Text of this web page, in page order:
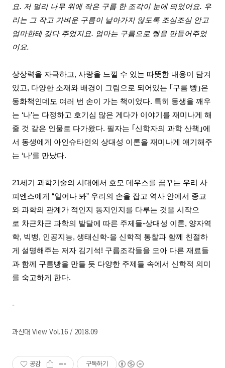
요. 저 멀리 나무 위에 작은 구름 한 조각이 눈에 띄었어요. 우
리는 그 작고 가벼운 구름이 날아가지 않도록 조심조심 안고
엄마한테 갖다 주었지요. 엄마는 구름으로 빵을 만들어주었
어요.
상상력을 자극하고, 사랑을 느낄 수 있는 따뜻한 내용이 담겨
있고, 다양한 소재와 배경이 그림으로 되어있는 ｢ 구름 빵 ｣은
동화책인데도 여러 번 손이 가는 책이었다. 특히 동생을 깨우
는 ‘나’는 다정하고 호기심 많은 게다가 이야기를 재미나게 해
줄 것 같은 인물로 다가왔다. 필자는 ｢ 신학자의 과학 산책 ｣에
서 동생에게 아인슈타인의 상대성 이론을 재미나게 얘기해주
는 ‘나’를 만났다.
21세기 과학기술의 시대에서 호모 데우스를 꿈꾸는 우리 사
피엔스에게 “일어나 봐” 우리의 손을 잡고 역사 안에서 종교
와 과학의 관계가 적인지 동지인지를 다루는 것을 시작으
로 차근차근 과학의 발달에 따른 주제들-상대성 이론, 양자역
학, 빅뱅, 인공지능, 생태신학-을 신학적 통찰과 함께 친절하
게 설명해주는 저자 김기석! 구름조각들을 모아 다른 재료들
과 함께 구름빵을 만들 듯 다양한 주제들 속에서 신학적 의미
를 숙고하게 한다.
-
과신대 View Vol.16 / 2018.09
공감 구독하기